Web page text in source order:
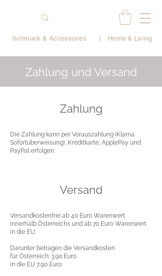
Schmuck & Accessoires Home & Living
Zahlung und Versand
Zahlung
Die Zahlung kann per Vorauszahlung (Klarna
Sofortüberweisung), Kreditkarte, ApplePay und
PayPal erfolgen.
Versand
Versandkostenfrei ab 40 Euro Warenwert
innerhalb Österreichs und ab 70 Euro Warenwert
in die EU.
Darunter betragen die Versandkosten
für Österreich: 3.90 Euro
in die EU 7,90 Euro